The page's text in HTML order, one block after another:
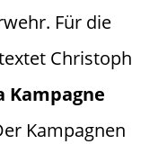
Für die
Christoph
Kampagne
Kampagnen